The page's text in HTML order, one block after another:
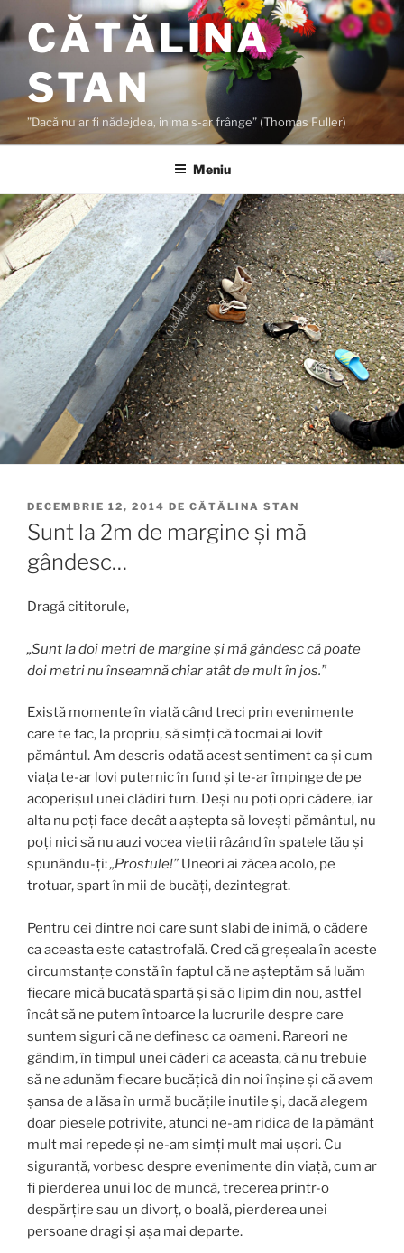
la
conținutCĂTĂLINA
STAN
”Dacă nu ar fi nădejdea, inima s-ar frânge” (Thomas Fuller)
Meniu
PUBLICAT
PE
DECEMBRIE 12, 2014 DE CĂTĂLINA STAN
Sunt la 2m de margine și mă
gândesc…
Dragă cititorule,
„Sunt la doi metri de margine și mă gândesc că poate
doi metri nu înseamnă chiar atât de mult în jos.”
Există momente în viață când treci prin evenimente
care te fac, la propriu, să simți că tocmai ai lovit
pământul. Am descris odată acest sentiment ca și cum
viața te-ar lovi puternic în fund și te-ar împinge de pe
acoperișul unei clădiri turn. Deși nu poți opri cădere, iar
alta nu poți face decât a aștepta să lovești pământul, nu
poți nici să nu auzi vocea vieții râzând în spatele tău și
spunându-ți:„Prostule!” Uneori ai zăcea acolo, pe
trotuar, spart în mii de bucăți, dezintegrat.
Pentru cei dintre noi care sunt slabi de inimă, o cădere
ca aceasta este catastrofală. Cred că greșeala în aceste
circumstanțe constă în faptul că ne așteptăm să luăm
fiecare mică bucată spartă și să o lipim din nou, astfel
încât să ne putem întoarce la lucrurile despre care
suntem siguri că ne definesc ca oameni. Rareori ne
gândim, în timpul unei căderi ca aceasta, că nu trebuie
să ne adunăm fiecare bucățică din noi înșine și că avem
șansa de a lăsa în urmă bucățile inutile și, dacă alegem
doar piesele potrivite, atunci ne-am ridica de la pământ
mult mai repede și ne-am simți mult mai ușori. Cu
siguranță, vorbesc despre evenimente din viață, cum ar
fi pierderea unui loc de muncă, trecerea printr-o
despărțire sau un divorț, o boală, pierderea unei
persoane dragi și așa mai departe.